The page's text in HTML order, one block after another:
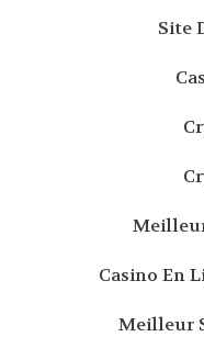
Site
Casino En
Meilleur